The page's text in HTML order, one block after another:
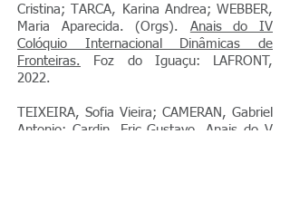
Cristina; TARCA, Karina Andrea; WEBBER,
Maria Aparecida. (Orgs). Anais do IV
Colóquio Internacional Dinâmicas de
Fronteiras. Foz do Iguaçu: LAFRONT,
2022.
TEIXEIRA, Sofia Vieira; CAMERAN, Gabriel
Antonio; Cardin, Eric Gustavo. Anais do V